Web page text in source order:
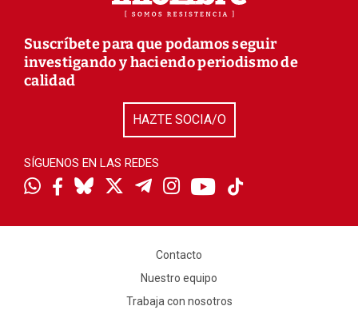
Suscríbete para que podamos seguir
investigando y haciendo periodismo de
calidad
HAZTE SOCIA/O
SÍGUENOS EN LAS REDES
Contacto
Nuestro equipo
Trabaja con nosotros